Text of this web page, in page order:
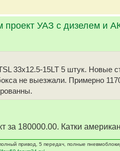
проект УАЗ с дизелем и
33x12.5-15LT 5 штук. Новые
не выезжали. Примерно
за 180000.00. Катки
привод, 5 передач, полные